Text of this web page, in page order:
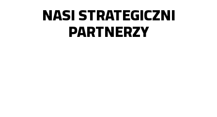
NASI STRATEGICZNI
PARTNERZY